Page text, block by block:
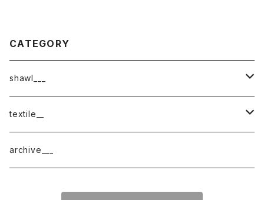
CATEGORY
shawl___
cotton
border
cotton × wool
textile__
織物
archive___